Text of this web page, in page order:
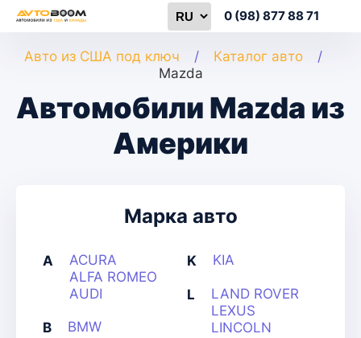
0 (98) 877 88 71
Авто из США под ключ
Каталог авто
Mazda
Автомобили Mazda из
Америки
Марка авто
A
ACURA
ALFA ROMEO
AUDI
B
BMW
K KIA
L
LAND ROVER
LEXUS
LINCOLN